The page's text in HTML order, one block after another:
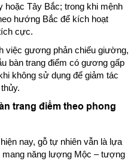
hoặc Tây Bắc; trong khi mệnh
hướng Bắc để kích hoạt
cực.
việc gương phản chiếu giường,
bàn trang điểm có gương gấp
không sử dụng để giảm tác
trang điểm theo phong
nay, gỗ tự nhiên vẫn là lựa
mang năng lượng Mộc – tượng